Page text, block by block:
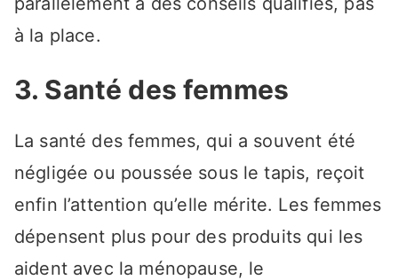
à la place.
3. Santé des femmes
La santé des femmes, qui a souvent été
négligée ou poussée sous le tapis, reçoit
enfin l’attention qu’elle mérite. Les femmes
dépensent plus pour des produits qui les
aident avec la ménopause, le